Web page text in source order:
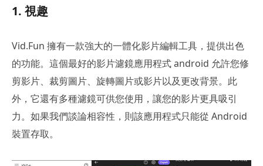
1. 視趣
Vid.Fun 擁有一款強大的一體化影片編輯工具，提供出色
的功能。這個最好的影片濾鏡應用程式 android 允許您修
剪影片、裁剪圖片、旋轉圖片或影片以及更改背景。此
外，它還有多種濾鏡可供您使用，讓您的影片更具吸引
力。如果我們談論相容性，則該應用程式只能從 Android
裝置存取。